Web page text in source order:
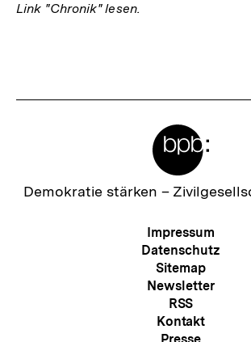
Link "Chronik" lesen.
Zur
Demokratie stärken –
Meta-
Navigation
Impressum
Datenschutz
Sitemap
Newsletter
RSS
Kontakt
Presse